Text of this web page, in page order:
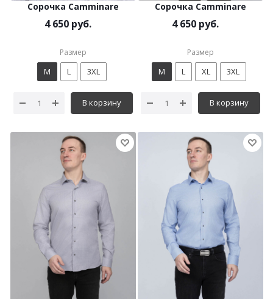
Сорочка Camminare
4 650 руб.
Размер
M L 3XL
В корзину
Сорочка Camminare
4 650 руб.
Размер
M L XL 3XL
В корзину